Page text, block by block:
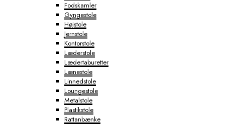
Fodskamler
Gyngestole
Højstole
Jernstole
Kontorstole
Læderstole
Lædertaburetter
Lænestole
Linnedstole
Loungestole
Metalstole
Plastikstole
Rattanbænke